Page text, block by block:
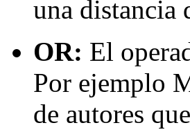
una distancia
OR: El
Por ejemplo
de autores